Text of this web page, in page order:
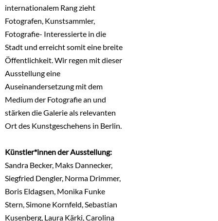
internationalem Rang zieht
Fotografen, Kunstsammler,
Fotografie- Interessierte in die
Stadt und erreicht somit eine breite
Öffentlichkeit. Wir regen mit dieser
Ausstellung eine
Auseinandersetzung mit dem
Medium der Fotografie an und
stärken die Galerie als relevanten
Ort des Kunstgeschehens in Berlin.
Künstler*innen der Ausstellung:
Sandra Becker, Maks Dannecker,
Siegfried Dengler, Norma Drimmer,
Boris Eldagsen, Monika Funke
Stern, Simone Kornfeld, Sebastian
Kusenberg, Laura Kärki, Carolina